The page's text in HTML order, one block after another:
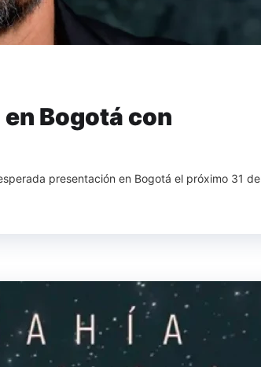
Bogotá con
presentación en Bogotá el próximo 31 de